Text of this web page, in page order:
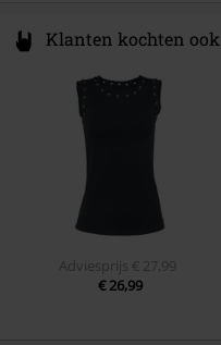
Klanten kochten ook
Adviesprijs
€ 27,99
€ 26,99